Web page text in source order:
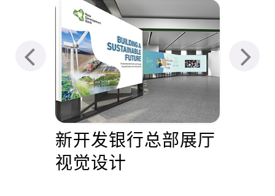
新开发银行总部展厅
视觉设计